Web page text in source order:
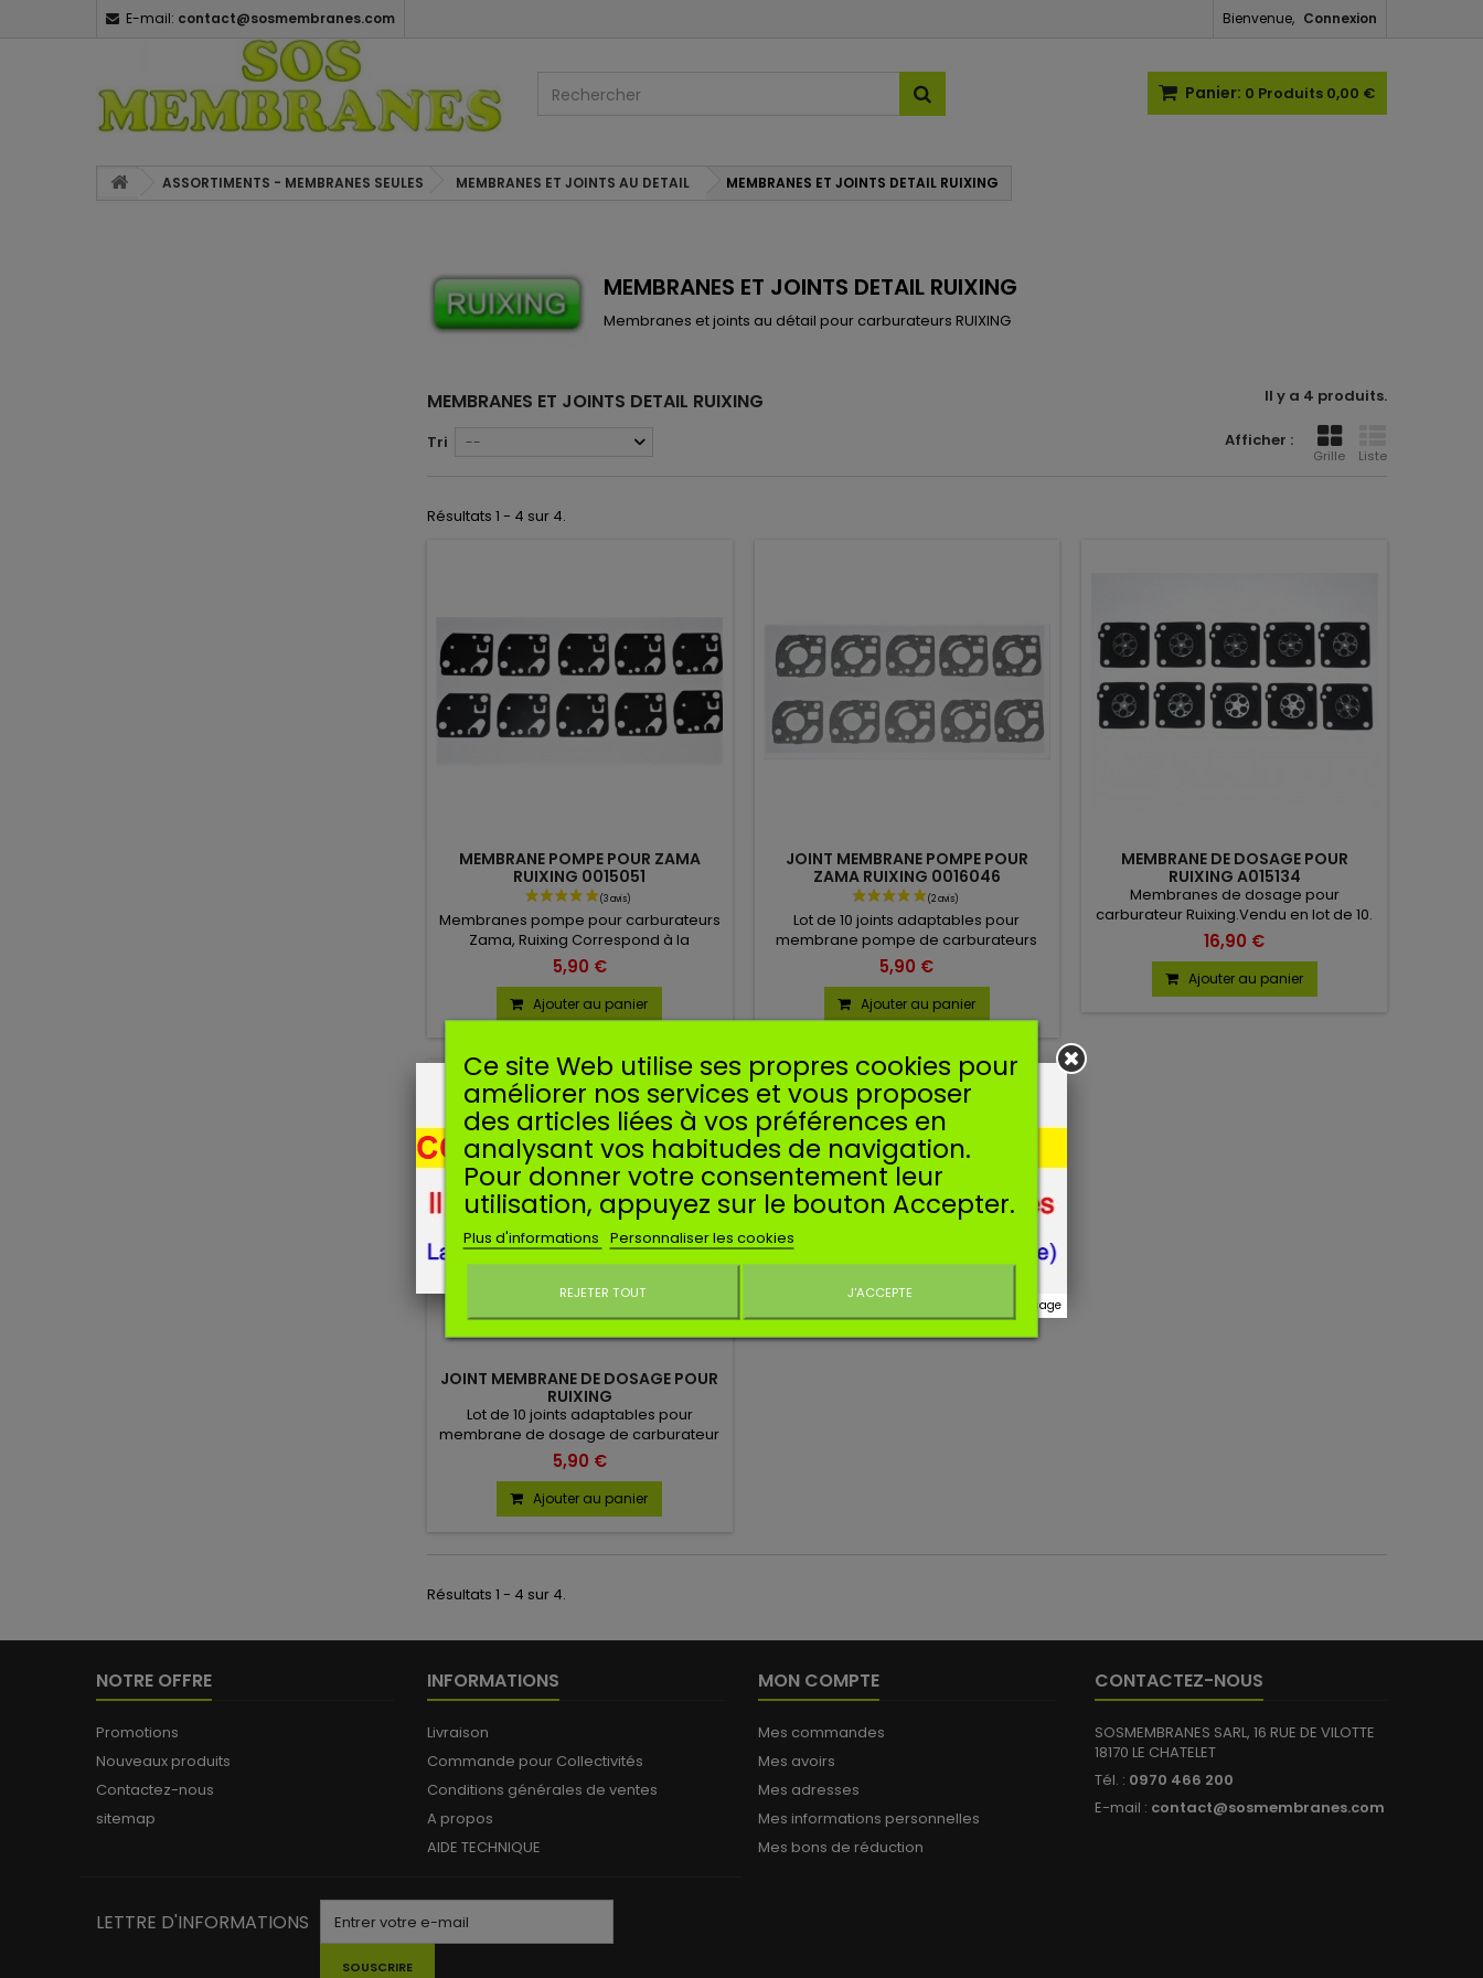
Bienvenue, Connexion
E-mail: contact@sosmembranes.com
Panier: 0 Produits 0,00 €
ASSORTIMENTS - MEMBRANES SEULES MEMBRANES ET JOINTS AU DETAIL MEMBRANES ET JOINTS DETAIL RUIXING
MEMBRANES ET JOINTS DETAIL RUIXING
Membranes et joints au détail pour carburateurs RUIXING
MEMBRANES ET JOINTS DETAIL RUIXING Il y a 4 produits.
Afficher :
Grille Liste
Tri --
Résultats 1 - 4 sur 4.
MEMBRANE POMPE POUR ZAMA
RUIXING 0015051
Membranes pompe pour carburateurs
Zama, Ruixing Correspond à la
référence 0015051, 15051. Vendu en lot
de 10.
5,90 €
Ajouter au panier
JOINT MEMBRANE POMPE POUR
ZAMA RUIXING 0016046
Lot de 10 joints adaptables pour
membrane pompe de carburateurs
Zama, Ruixing. Correspond à la
référence 0016046.
5,90 €
Ajouter au panier
MEMBRANE DE DOSAGE POUR
RUIXING A015134
Membranes de dosage pour
carburateur Ruixing.Vendu en lot de 10.
16,90 €
Ajouter au panier
JOINT MEMBRANE DE DOSAGE POUR
RUIXING
Lot de 10 joints adaptables pour
membrane de dosage de carburateur
Ruixing.
5,90 €
Ajouter au panier
Résultats 1 - 4 sur 4.
NOTRE OFFRE
Promotions
Nouveaux produits
Contactez-nous
sitemap
INFORMATIONS
Livraison
Commande pour Collectivités
Conditions générales de ventes
A propos
AIDE TECHNIQUE
MON COMPTE
Mes commandes
Mes avoirs
Mes adresses
Mes informations personnelles
Mes bons de réduction
CONTACTEZ-NOUS
SOSMEMBRANES SARL, 16 RUE DE VILOTTE
18170 LE CHATELET
Tél. : 0970 466 200
E-mail : contact@sosmembranes.com
LETTRE D'INFORMATIONS
SOUSCRIRE
Ce site Web utilise ses propres cookies pour
améliorer nos services et vous proposer
des articles liées à vos préférences en
analysant vos habitudes de navigation.
Pour donner votre consentement leur
utilisation, appuyez sur le bouton Accepter.
Plus d'informations Personnaliser les cookies
REJETER TOUT J'ACCEPTE
Ne plus afficher ce message